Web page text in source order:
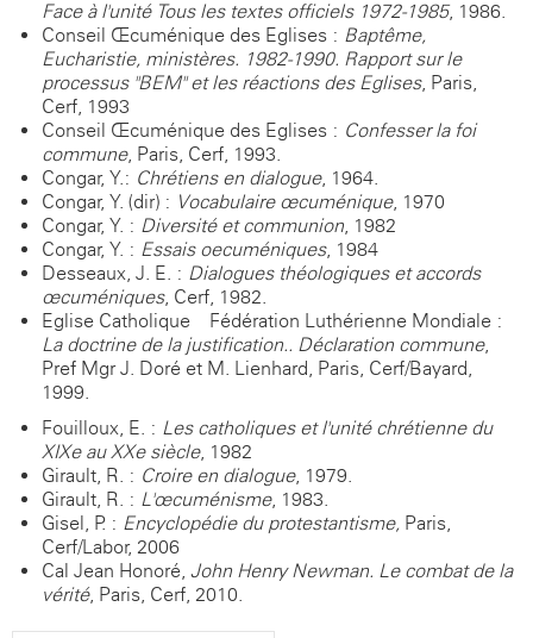
Face à l'unité Tous les textes officiels 1972-1985, 1986.
Conseil Œcuménique des Eglises : Baptême,
Eucharistie, ministères. 1982-1990. Rapport sur le
processus "BEM" et les réactions des Eglises, Paris,
Cerf, 1993
Conseil Œcuménique des Eglises : Confesser la foi
commune, Paris, Cerf, 1993.
Congar, Y.: Chrétiens en dialogue, 1964.
Congar, Y. (dir) : Vocabulaire œcuménique, 1970
Congar, Y. : Diversité et communion, 1982
Congar, Y. : Essais oecuméniques, 1984
Desseaux, J. E. : Dialogues théologiques et accords
œcuméniques, Cerf, 1982.
Eglise Catholique – Fédération Luthérienne Mondiale :
La doctrine de la justification.. Déclaration commune,
Pref Mgr J. Doré et M. Lienhard, Paris, Cerf/Bayard,
1999.
Fouilloux, E. : Les catholiques et l'unité chrétienne du
XIXe au XXe siècle, 1982
Girault, R. : Croire en dialogue, 1979.
Girault, R. : L'œcuménisme, 1983.
Gisel, P. : Encyclopédie du protestantisme, Paris,
Cerf/Labor, 2006
Cal Jean Honoré, John Henry Newman. Le combat de la
vérité, Paris, Cerf, 2010.